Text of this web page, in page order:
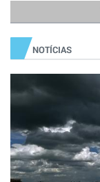
NOTÍCIAS